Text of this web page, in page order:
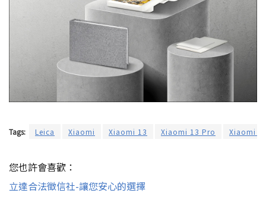
Tags: Leica Xiaomi Xiaomi 13 Xiaomi 13 Pro Xiaomi
您也許會喜歡：
立達合法徵信社-讓您安心的選擇